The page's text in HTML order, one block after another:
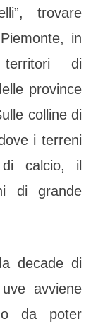
trovare
in
territori di
province
colline di
i terreni
di calcio, il
di grande
decade di
avviene
da poter